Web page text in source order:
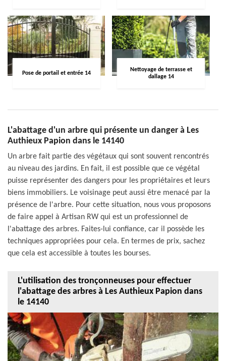
Pose de portail et entrée 14
Nettoyage de terrasse et
dallage 14
L'abattage d'un arbre qui présente un danger à Les
Authieux Papion dans le 14140
Un arbre fait partie des végétaux qui sont souvent rencontrés
au niveau des jardins. En fait, il est possible que ce végétal
puisse représenter des dangers pour les propriétaires et leurs
biens immobiliers. Le voisinage peut aussi être menacé par la
présence de l'arbre. Pour cette situation, nous vous proposons
de faire appel à Artisan RW qui est un professionnel de
l'abattage des arbres. Faites-lui confiance, car il possède les
techniques appropriées pour cela. En termes de prix, sachez
que cela est accessible à toutes les bourses.
L'utilisation des tronçonneuses pour effectuer
l'abattage des arbres à Les Authieux Papion dans
le 14140